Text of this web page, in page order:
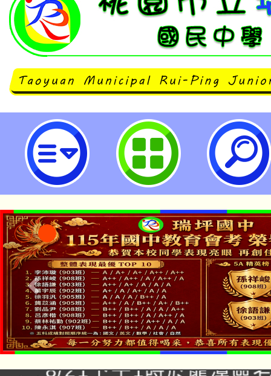
龍潭自造教育及科技中心114年04
習-桃園市立瑞坪國民中學
「本色祭」8/29、30在
場熱烈登場!
8/21下午1時於龍潭區